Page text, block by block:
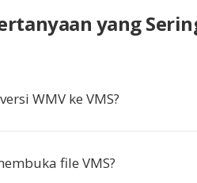
yang
WMV ke VMS?
file VMS?